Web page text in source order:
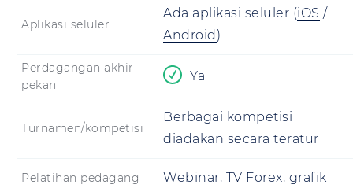
Aplikasi seluler
Ada aplikasi seluler (iOS /
Android )
Perdagangan akhir
pekan
Ya
Turnamen/kompetisi
Berbagai kompetisi
diadakan secara teratur
Pelatihan pedagang Webinar, TV Forex, grafik